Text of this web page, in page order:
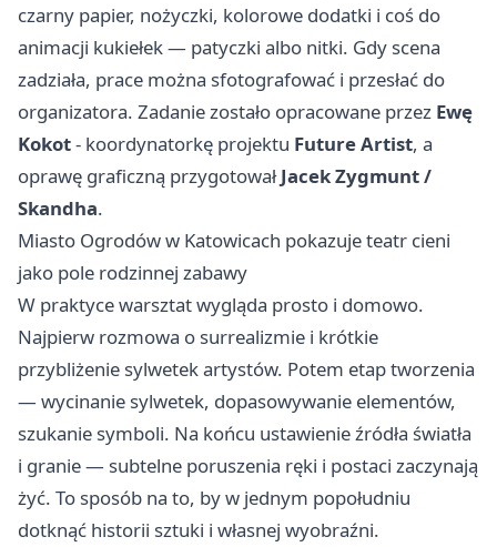
czarny papier, nożyczki, kolorowe dodatki i coś do
animacji kukiełek — patyczki albo nitki. Gdy scena
zadziała, prace można sfotografować i przesłać do
organizatora. Zadanie zostało opracowane przez Ewę
Kokot- koordynatorkę projektu Future Artist, a
oprawę graficzną przygotowałJacek Zygmunt /
Skandha.
Miasto Ogrodów w Katowicach pokazuje teatr cieni
jako pole rodzinnej zabawy
W praktyce warsztat wygląda prosto i domowo.
Najpierw rozmowa o surrealizmie i krótkie
przybliżenie sylwetek artystów. Potem etap tworzenia
— wycinanie sylwetek, dopasowywanie elementów,
szukanie symboli. Na końcu ustawienie źródła światła
i granie — subtelne poruszenia ręki i postaci zaczynają
żyć. To sposób na to, by w jednym popołudniu
dotknąć historii sztuki i własnej wyobraźni.